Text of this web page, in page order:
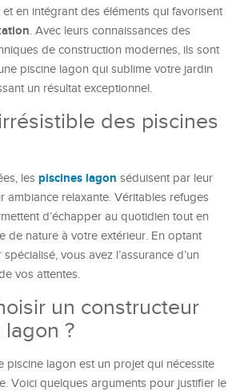
en intégrant des éléments qui favorisent
. Avec leurs connaissances des
de construction modernes, ils sont
piscine lagon qui sublime votre jardin
un résultat exceptionnel.
des piscines
les piscines lagon séduisent par leur
ambiance relaxante. Véritables refuges
d’échapper au quotidien tout en
de nature à votre extérieur. En optant
vous avez l’assurance d’un
vos attentes.
un constructeur
?
piscine lagon est un projet qui nécessite
Voici quelques arguments pour justifier le